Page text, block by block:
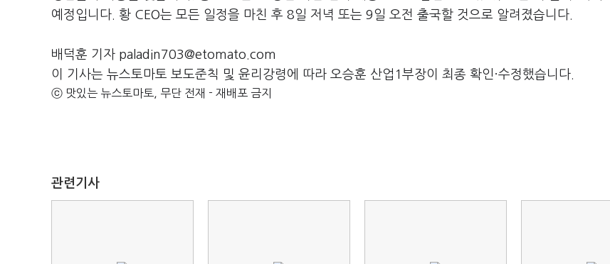
예정입니다
황 CEO는 모든 일정을 마친 후 8일 저녁 또는 9일 오전 출국할 것으로 알려졌습니다
배덕훈 기자 paladin703@etomato.com
이 기사는 뉴스토마토 보도준칙 및 윤리강령에 따라 오승훈 산업1부장이 최종 확인·수정했습니다.
ⓒ 맛있는 뉴스토마토, 무단 전재 - 재배포 금지
관련기사